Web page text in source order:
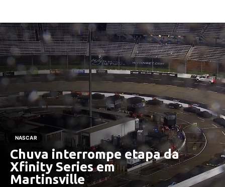
NASCAR
Chuva interrompe etapa da
Xfinity Series em
Martinsville